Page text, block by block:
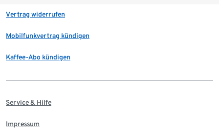
Vertrag widerrufen
Mobilfunkvertrag kündigen
Kaffee-Abo kündigen
Service & Hilfe
Impressum